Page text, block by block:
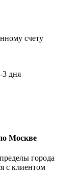
счету
3 дня
Москве
города
с клиентом